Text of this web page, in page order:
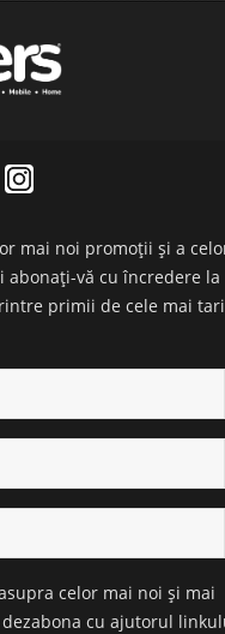
mai noi promoții și a
abonați-vă cu încredere la
primii de cele mai tari
celor mai noi și mai
cu ajutorul